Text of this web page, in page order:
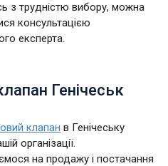
з трудністю вибору, можна
консультацією
експерта.
Генічеськ
клапан в Генічеську
організації.
на продажу і постачання